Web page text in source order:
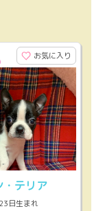
お気に入り
・テリア
日生まれ